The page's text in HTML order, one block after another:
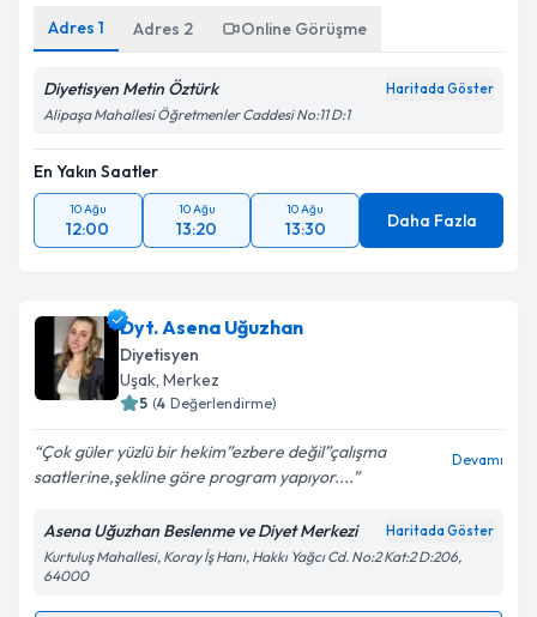
Takvim Talebini Gönder
Adres 1 Adres 2 Online Görüşme
Diyetisyen Metin Öztürk Haritada Göster
Alipaşa Mahallesi Öğretmenler Caddesi No:11 D:1
En Yakın Saatler
10 Ağu
12:00
10 Ağu
13:20
10 Ağu
13:30 Daha Fazla
Dyt. Asena Uğuzhan
Diyetisyen
Uşak, Merkez
5 (4 Değerlendirme)
Çok güler yüzlü bir hekim”ezbere değil”çalışma
saatlerine,şekline göre program yapıyor....
Devamı
Asena Uğuzhan Beslenme ve Diyet Merkezi Haritada Göster
Kurtuluş Mahallesi, Koray İş Hanı, Hakkı Yağcı Cd. No:2 Kat:2 D:206,
64000